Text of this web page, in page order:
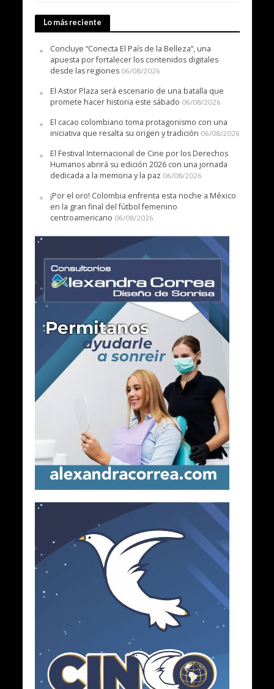
Lo más reciente
Concluye “Conecta El País de la Belleza”, una
apuesta por fortalecer los contenidos digitales
desde las regiones 06/08/2026
El Astor Plaza será escenario de una batalla que
promete hacer historia este sábado 06/08/2026
El cacao colombiano toma protagonismo con una
iniciativa que resalta su origen y tradición 06/08/2026
El Festival Internacional de Cine por los Derechos
Humanos abrirá su edición 2026 con una jornada
dedicada a la memoria y la paz 06/08/2026
¡Por el oro! Colombia enfrenta esta noche a México
en la gran final del fútbol femenino
centroamericano 06/08/2026